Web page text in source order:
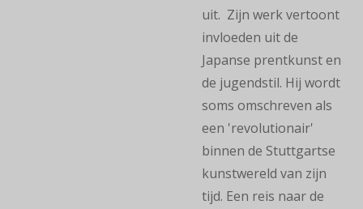
uit. Zijn werk vertoont
invloeden uit de
Japanse prentkunst en
de jugendstil. Hij wordt
soms omschreven als
een 'revolutionair'
binnen de Stuttgartse
kunstwereld van zijn
tijd. Een reis naar de